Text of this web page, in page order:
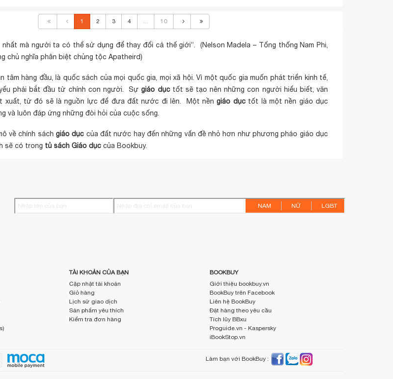
1 2 3 4 ... 10
nhất mà người ta có thể sử dụng để thay đổi cả thế giới”. (Nelson Madela – Tổng thống Nam Phi,
chủ nghĩa phân biệt chủng tộc Apatheird)
tâm hàng đầu, là quốc sách của mọi quốc gia, mọi xã hội. Vì một quốc gia muốn phát triển kinh tế,
phải bắt đầu từ chính con người. Sựgiáo dụctốt sẽ tạo nên những con người hiểu biết, văn
xuất, từ đó sẽ là nguồn lực để đưa đất nước đi lên. Một nềngiáo dụctốt là một nền giáo dục
và luôn đáp ứng những đòi hỏi của cuộc sống.
về chính sách giáo dục của đất nước hay đến những vấn đề nhỏ hơn nhưphương pháo giáo dục
sẽ có trong tủ sách Giáo dụccủa Bookbuy.
NAM NỮ LGBT
TÀI KHOẢN CỦA BẠN
Cập nhật tài khoản
Giỏ hàng
Lịch sử giao dịch
Sản phẩm yêu thích
Kiểm tra đơn hàng
BOOKBUY
Giới thiệu bookbuy.vn
BookBuy trên Facebook
Liên hệ BookBuy
Đặt hàng theo yêu cầu
Tích lũy BBxu
Proguide.vn - Kaspersky
iBookStop.vn
Làm bạn với BookBuy :